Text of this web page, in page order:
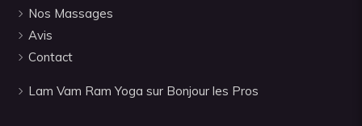
Nos Massages
Avis
Contact
Lam Vam Ram Yoga sur Bonjour les Pros